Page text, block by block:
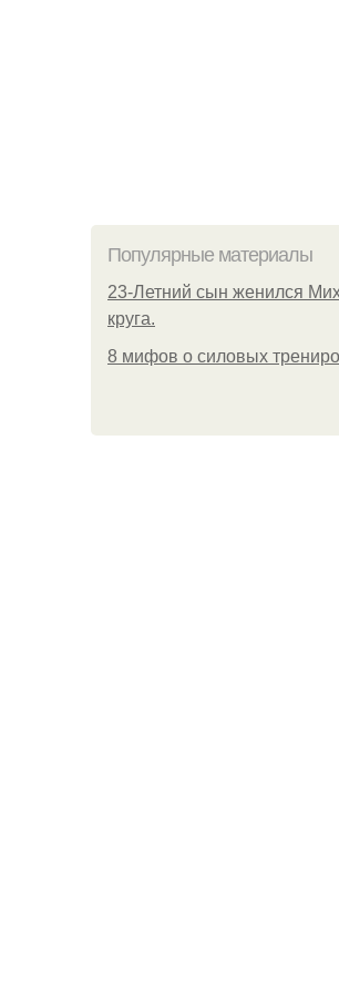
Популярные материалы
23-Летний сын женился
круга.
8 мифов о силовых